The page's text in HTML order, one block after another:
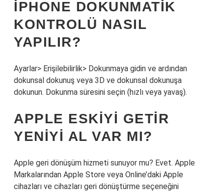
IPHONE DOKUNMATIK
KONTROLÜ NASIL
YAPILIR?
Ayarlar> Erişilebilirlik> Dokunmaya gidin ve ardından
dokunsal dokunuş veya 3D ve dokunsal dokunuşa
dokunun. Dokunma süresini seçin (hızlı veya yavaş).
APPLE ESKIYI GETIR
YENIYI AL VAR MI?
Apple geri dönüşüm hizmeti sunuyor mu? Evet. Apple
Markalarından Apple Store veya Online’daki Apple
cihazları ve cihazları geri dönüştürme seçeneğini